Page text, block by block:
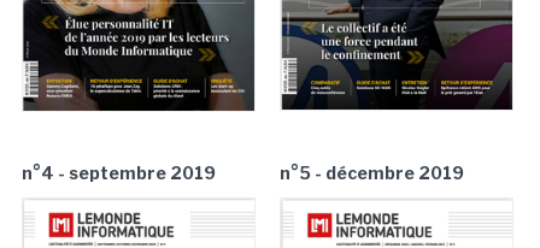
n°4 - septembre 2019 n°5 - décembre 2019